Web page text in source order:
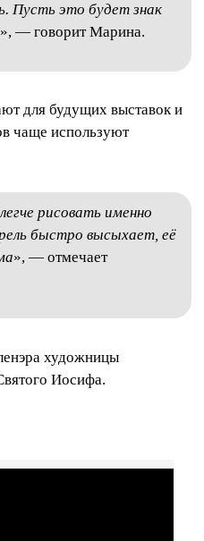
Пусть это будет знак
», — говорит Марина.
для будущих выставок и
чаще используют
рисовать именно
быстро высыхает, её
», — отмечает
художницы
Иосифа.